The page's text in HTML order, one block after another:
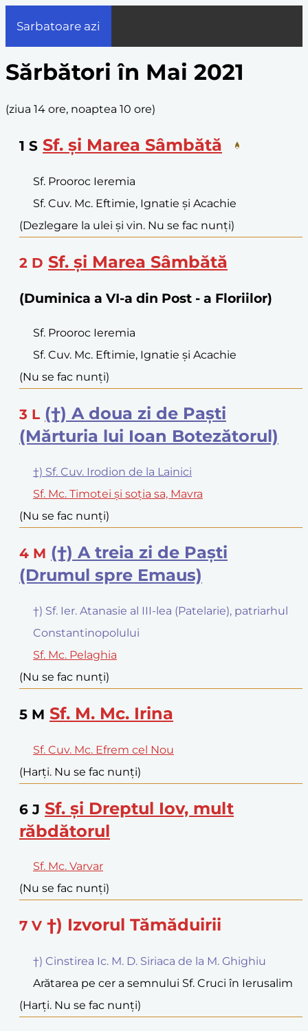
Sarbatoare azi
Sărbători în Mai 2021
(ziua 14 ore, noaptea 10 ore)
1 S Sf. și Marea Sâmbătă
Sf. Prooroc Ieremia
Sf. Cuv. Mc. Eftimie, Ignatie și Acachie
(Dezlegare la ulei și vin. Nu se fac nunți)
2 D Sf. și Marea Sâmbătă
(Duminica a VI-a din Post - a Floriilor)
Sf. Prooroc Ieremia
Sf. Cuv. Mc. Eftimie, Ignatie și Acachie
(Nu se fac nunți)
3 L (†) A doua zi de Paști
(Mărturia lui Ioan Botezătorul)
†) Sf. Cuv. Irodion de la Lainici
Sf. Mc. Timotei și soția sa, Mavra
(Nu se fac nunți)
4 M (†) A treia zi de Paști
(Drumul spre Emaus)
†) Sf. Ier. Atanasie al III-lea (Patelarie), patriarhul
Constantinopolului
Sf. Mc. Pelaghia
(Nu se fac nunți)
5 M Sf. M. Mc. Irina
Sf. Cuv. Mc. Efrem cel Nou
(Harți. Nu se fac nunți)
6 J Sf. și Dreptul Iov, mult
răbdătorul
Sf. Mc. Varvar
(Nu se fac nunți)
7 V †) Izvorul Tămăduirii
†) Cinstirea Ic. M. D. Siriaca de la M. Ghighiu
Arătarea pe cer a semnului Sf. Cruci în Ierusalim
(Harți. Nu se fac nunți)